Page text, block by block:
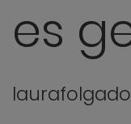
es
laurafolgado